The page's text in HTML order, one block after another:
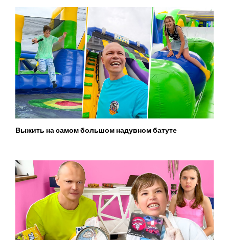
Выжить на самом большом надувном батуте